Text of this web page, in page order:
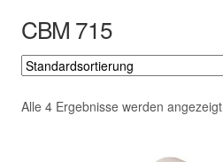
EC-Cash Rollen
CBM 715
Alle 4 Ergebnisse werden angezeigt